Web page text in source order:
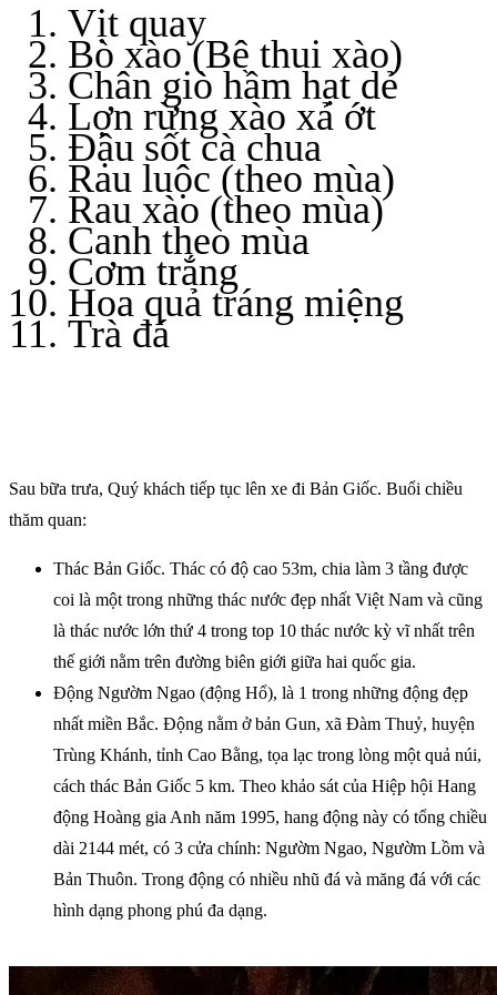
Vịt quay
Bò xào (Bê thui xào)
Chân giò hầm hạt dẻ
Lợn rừng xào xả ớt
Đậu sốt cà chua
Rau luộc (theo mùa)
Rau xào (theo mùa)
Canh theo mùa
Cơm trắng
Hoa quả tráng miệng
Trà đá
Sau bữa trưa, Quý khách tiếp tục lên xe đi Bản Giốc. Buổi chiều
thăm quan:
Thác Bản Giốc. Thác có độ cao 53m, chia làm 3 tầng được
coi là một trong những thác nước đẹp nhất Việt Nam và cũng
là thác nước lớn thứ 4 trong top 10 thác nước kỳ vĩ nhất trên
thế giới nằm trên đường biên giới giữa hai quốc gia.
Động Ngườm Ngao (động Hổ), là 1 trong những động đẹp
nhất miền Bắc. Động nằm ở bản Gun, xã Đàm Thuỷ, huyện
Trùng Khánh, tỉnh Cao Bằng, tọa lạc trong lòng một quả núi,
cách thác Bản Giốc 5 km. Theo khảo sát của Hiệp hội Hang
động Hoàng gia Anh năm 1995, hang động này có tổng chiều
dài 2144 mét, có 3 cửa chính: Ngườm Ngao, Ngườm Lồm và
Bản Thuôn. Trong động có nhiều nhũ đá và măng đá với các
hình dạng phong phú đa dạng.